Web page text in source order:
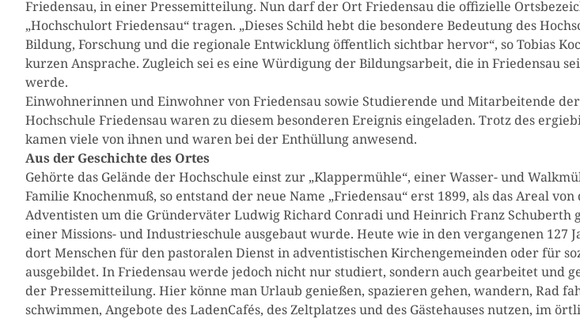
Friedensau, in einer Pressemitteilung. Nun darf der Ort Friedensau die offizielle
„Hochschulort Friedensau“ tragen. „Dieses Schild hebt die besondere Bedeutung des
Bildung, Forschung und die regionale Entwicklung öffentlich sichtbar hervor“, so Tobias
kurzen Ansprache. Zugleich sei es eine Würdigung der Bildungsarbeit, die in Friedensau
werde.
Einwohnerinnen und Einwohner von Friedensau sowie Studierende und Mitarbeitende
Hochschule Friedensau waren zu diesem besonderen Ereignis eingeladen. Trotz des
kamen viele von ihnen und waren bei der Enthüllung anwesend.
Aus der Geschichte des Ortes
Gehörte das Gelände der Hochschule einst zur „Klappermühle“, einer Wasser- und
Familie Knochenmuß, so entstand der neue Name „Friedensau“ erst 1899, als das Areal von
Adventisten um die Gründerväter Ludwig Richard Conradi und Heinrich Franz Schuberth
einer Missions- und Industrieschule ausgebaut wurde. Heute wie in den vergangenen 127
dort Menschen für den pastoralen Dienst in adventistischen Kirchengemeinden oder für
ausgebildet. In Friedensau werde jedoch nicht nur studiert, sondern auch gearbeitet und
der Pressemitteilung. Hier könne man Urlaub genießen, spazieren gehen, wandern, Rad
schwimmen, Angebote des LadenCafés, des Zeltplatzes und des Gästehauses nutzen, im